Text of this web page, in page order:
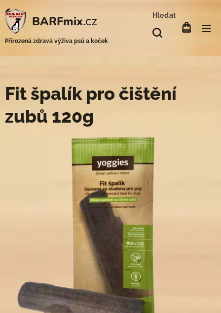
BARFmix.cz
Přirozená zdravá výživa psů a koček
Hledat
Fit špalík pro čištění
zubů 120g